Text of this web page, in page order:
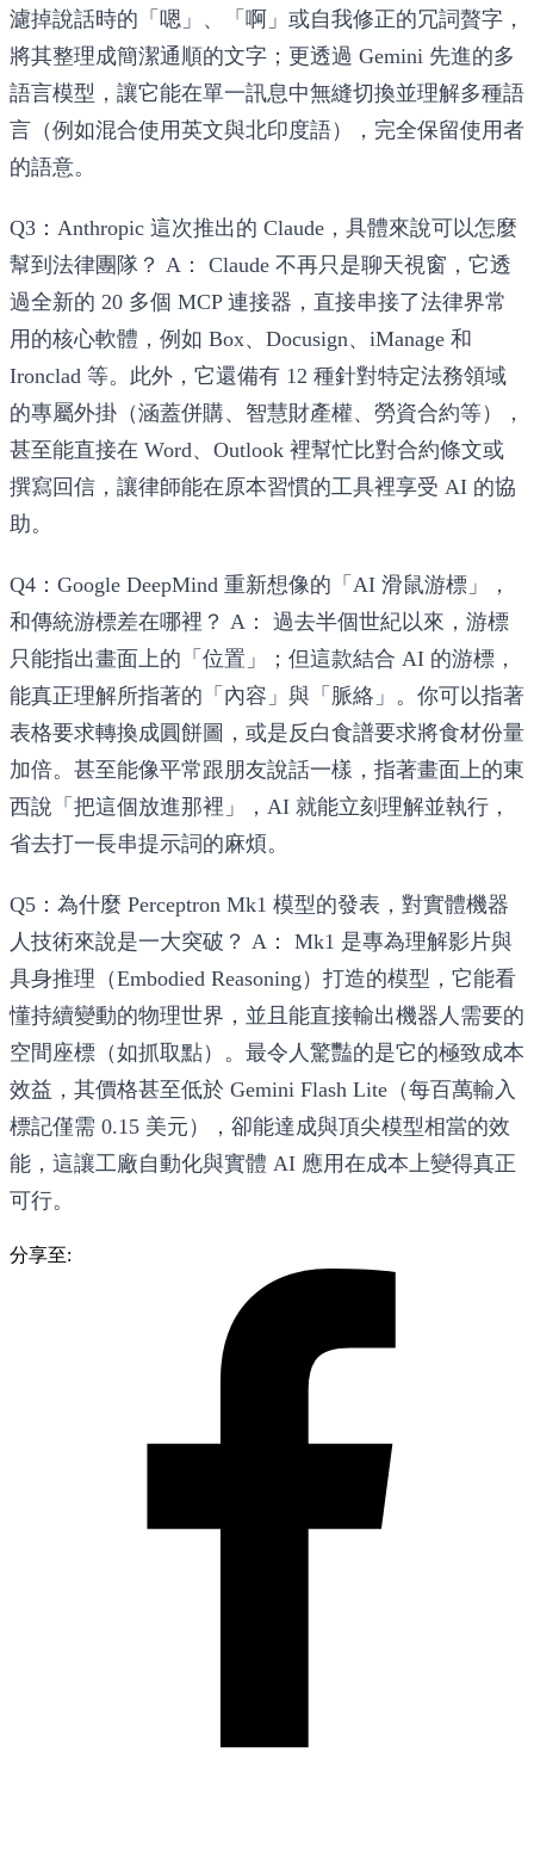
濾掉說話時的「嗯」、「啊」或自我修正的冗詞贅字，
將其整理成簡潔通順的文字；更透過 Gemini 先進的多
語言模型，讓它能在單一訊息中無縫切換並理解多種語
言（例如混合使用英文與北印度語），完全保留使用者
的語意。
Q3：Anthropic 這次推出的 Claude，具體來說可以怎麼
幫到法律團隊？ A：
Claude 不再只是聊天視窗，它透
過全新的 20 多個 MCP 連接器，直接串接了法律界常
用的核心軟體，例如 Box、Docusign、iManage 和
Ironclad 等。此外，它還備有 12 種針對特定法務領域
的專屬外掛（涵蓋併購、智慧財產權、勞資合約等），
甚至能直接在 Word、Outlook 裡幫忙比對合約條文或
撰寫回信，讓律師能在原本習慣的工具裡享受 AI 的協
助。
Q4：Google DeepMind 重新想像的「AI 滑鼠游標」，
和傳統游標差在哪裡？ A：
過去半個世紀以來，游標
只能指出畫面上的「位置」；但這款結合 AI 的游標，
能真正理解所指著的「內容」與「脈絡」。你可以指著
表格要求轉換成圓餅圖，或是反白食譜要求將食材份量
加倍。甚至能像平常跟朋友說話一樣，指著畫面上的東
西說「把這個放進那裡」，AI 就能立刻理解並執行，
省去打一長串提示詞的麻煩。
Q5：為什麼 Perceptron Mk1 模型的發表，對實體機器
人技術來說是一大突破？ A：
Mk1 是專為理解影片與
具身推理（Embodied Reasoning）打造的模型，它能看
懂持續變動的物理世界，並且能直接輸出機器人需要的
空間座標（如抓取點）。最令人驚豔的是它的極致成本
效益，其價格甚至低於 Gemini Flash Lite（每百萬輸入
標記僅需 0.15 美元），卻能達成與頂尖模型相當的效
能，這讓工廠自動化與實體 AI 應用在成本上變得真正
可行。
分享至: